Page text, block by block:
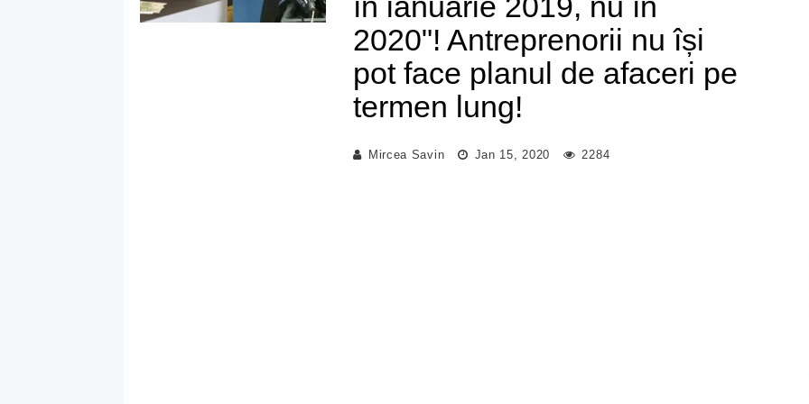
2020"! Antreprenorii nu își
pot face planul de afaceri pe
termen lung!
Mircea Savin Jan 15, 2020 2284